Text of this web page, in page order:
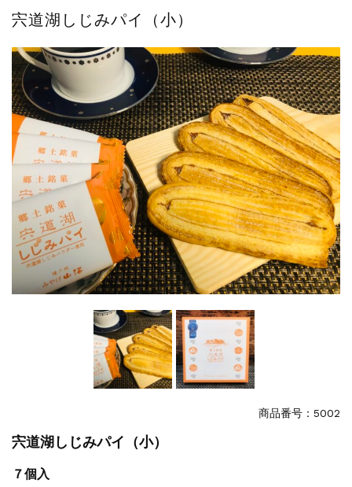
特集
2026.7.17
特集
2026.6.16
新発売
出雲いちじく玉ゼリー...
特集
2025.6.16
カード情報が適切ではありません。「カード...
宍道湖しじみパイ（小）
商品番号：5002
宍道湖しじみパイ（小）
７個入